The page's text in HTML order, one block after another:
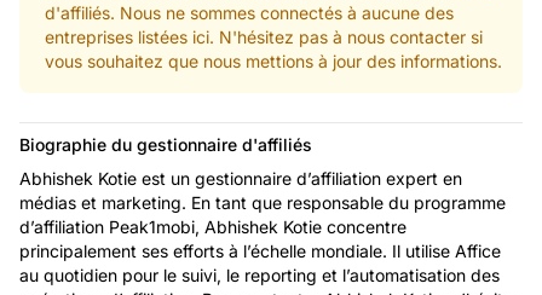
d'affiliés. Nous ne sommes connectés à aucune des
entreprises listées ici. N'hésitez pas à nous contacter si
vous souhaitez que nous mettions à jour des informations.
Biographie du gestionnaire d'affiliés
Abhishek Kotie est un gestionnaire d’affiliation expert en
médias et marketing. En tant que responsable du programme
d’affiliation Peak1mobi, Abhishek Kotie concentre
principalement ses efforts à l’échelle mondiale. Il utilise Affice
au quotidien pour le suivi, le reporting et l’automatisation des